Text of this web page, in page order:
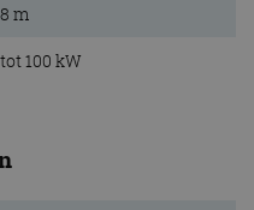
m
100 kW